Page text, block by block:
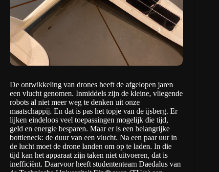
De ontwikkeling van drones heeft de afgelopen jaren
een vlucht genomen. Inmiddels zijn de kleine, vliegende
robots al niet meer weg te denken uit onze
maatschappij. En dat is pas het topje van de ijsberg. Er
lijken eindeloos veel toepassingen mogelijk die tijd,
geld en energie besparen. Maar er is een belangrijke
bottleneck: de duur van een vlucht. Na een paar uur in
de lucht moet de drone landen om op te laden. In die
tijd kan het apparaat zijn taken niet uitvoeren, dat is
inefficiënt. Daarvoor heeft studententeam Daedalus van